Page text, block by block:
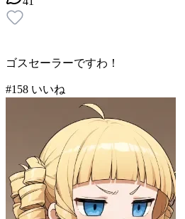
ゴスセーラーですわ！
#1 58 いいね